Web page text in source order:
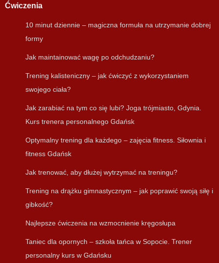
Ćwiczenia
10 minut dziennie – magiczna formuła na utrzymanie dobrej
formy
Jak maintainować wagę po odchudzaniu?
Trening kalisteniczny – jak ćwiczyć z wykorzystaniem
swojego ciała?
Jak zarabiać na tym co się lubi? Joga trójmiasto, Gdynia.
Kurs trenera personalnego Gdańsk
Optymalny trening dla każdego – zajęcia fitness. Siłownia i
fitness Gdańsk
Jak trenować, aby dłużej wytrzymać na treningu?
Trening na drążku gimnastycznym – jak poprawić swoją siłę i
gibkość?
Najlepsze ćwiczenia na wzmocnienie kręgosłupa
Taniec dla opornych – szkoła tańca w Sopocie. Trener
personalny kurs w Gdańsku